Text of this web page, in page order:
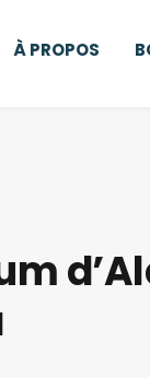
À PROPOS